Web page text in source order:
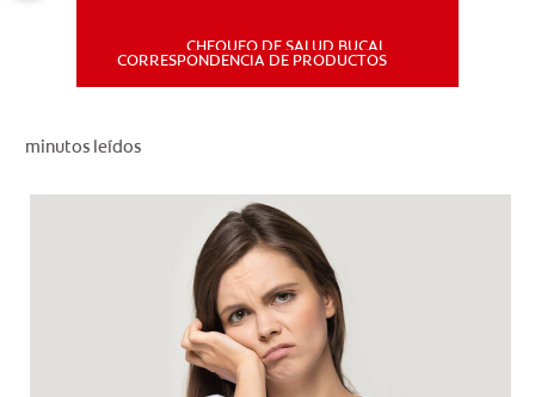
PARA PROFESIONALES
CHEQUEO DE SALUD BUCAL
CORRESPONDENCIA DE PRODUCTOS
minutos leídos